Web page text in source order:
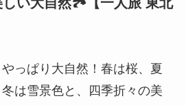
っぱり大自然！春は桜、夏
は雪景色と、四季折々の美